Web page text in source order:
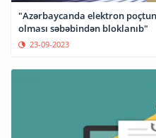
"Azərbaycanda elektron
olması səbəbindən bloklanıb"
23-09-2023